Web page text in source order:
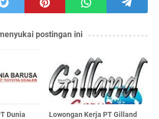
postingan ini
Dunia
Lowongan Kerja PT Gilland